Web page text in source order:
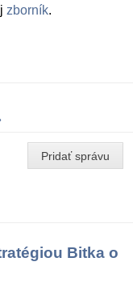
zborník.
Pridať správu
Bitka o